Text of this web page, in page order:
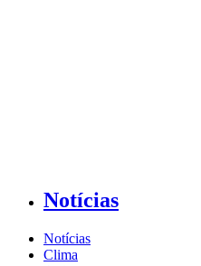
Notícias
Notícias
Clima